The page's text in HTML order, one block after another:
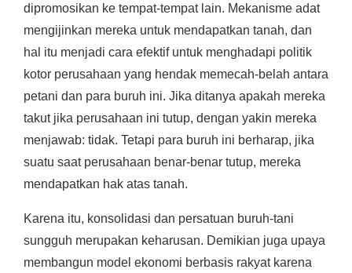
dipromosikan ke tempat-tempat lain. Mekanisme adat
mengijinkan mereka untuk mendapatkan tanah, dan
hal itu menjadi cara efektif untuk menghadapi politik
kotor perusahaan yang hendak memecah-belah antara
petani dan para buruh ini. Jika ditanya apakah mereka
takut jika perusahaan ini tutup, dengan yakin mereka
menjawab: tidak. Tetapi para buruh ini berharap, jika
suatu saat perusahaan benar-benar tutup, mereka
mendapatkan hak atas tanah.
Karena itu, konsolidasi dan persatuan buruh-tani
sungguh merupakan keharusan. Demikian juga upaya
membangun model ekonomi berbasis rakyat karena